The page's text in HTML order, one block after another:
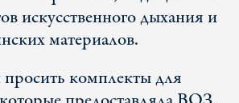
искусственного дыхания и
материалов.
комплекты для